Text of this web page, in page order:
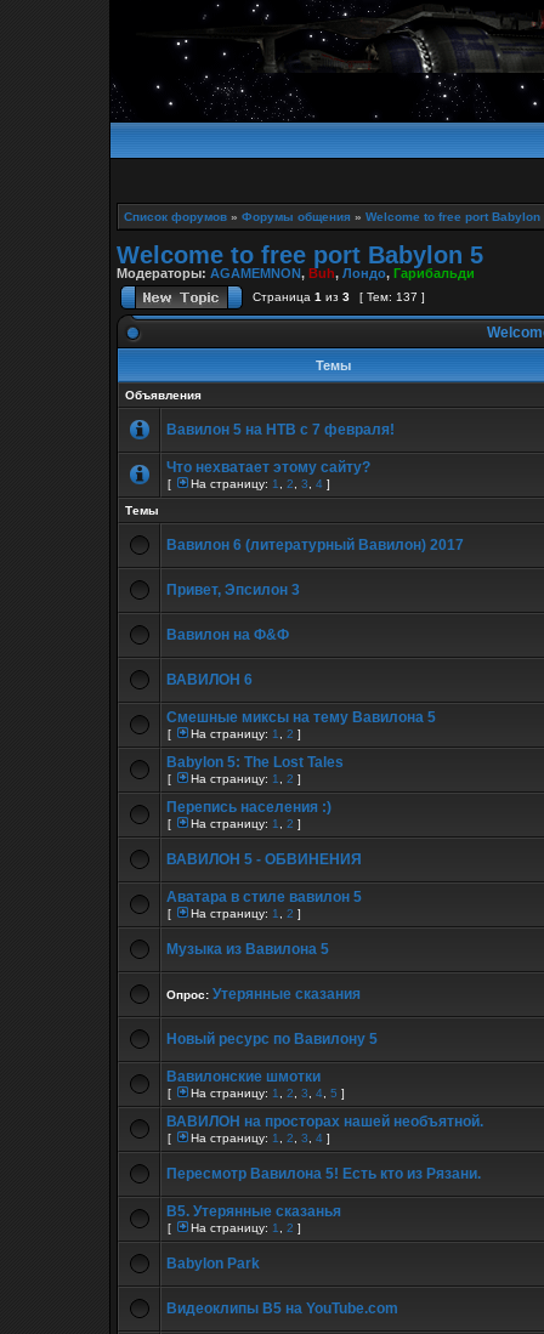
Список форумов » Форумы общения » Welcome to free port Babylon
Welcome to free port Babylon 5
Модераторы: AGAMEMNON, Buh, Лондо, Гарибальди
Страница 1 из 3 [ Тем: 137 ]
Темы
Объявления
Вавилон 5 на НТВ с 7 февраля!
Что нехватает этому сайту?
[ На страницу: 1 2 3 4 ]
Темы
Вавилон 6 (литературный Вавилон) 2017
Привет, Эпсилон 3
Вавилон на Ф&Ф
ВАВИЛОН 6
Смешные миксы на тему Вавилона 5
[ На страницу: 1 2 ]
Babylon 5: The Lost Tales
[ На страницу: 1 2 ]
Перепись населения :)
[ На страницу: 1 2 ]
ВАВИЛОН 5 - ОБВИНЕНИЯ
Аватара в стиле вавилон 5
[ На страницу: 1 2 ]
Музыка из Вавилона 5
Опрос: Утерянные сказания
Новый ресурс по Вавилону 5
Вавилонские шмотки
[ На страницу: 1 2 3 4 5 ]
ВАВИЛОН на просторах нашей необъятной.
[ На страницу: 1 2 3 4 ]
Пересмотр Вавилона 5! Есть кто из Рязани.
В5. Утерянные сказанья
[ На страницу: 1 2 ]
Babylon Park
Видеоклипы В5 на YouTube.com